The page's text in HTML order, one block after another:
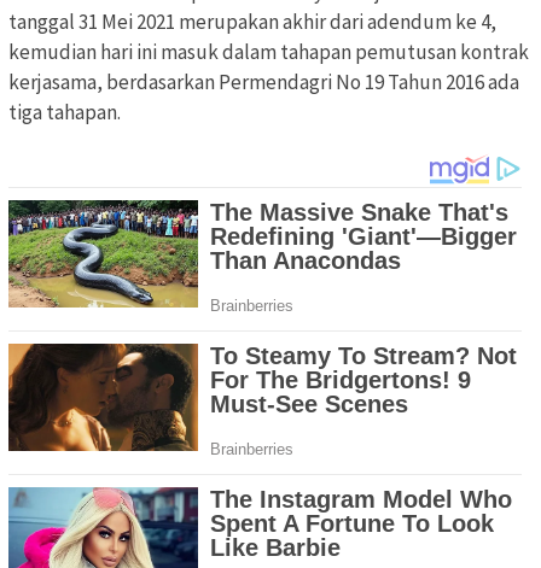
tanggal 31 Mei 2021 merupakan akhir dari adendum ke 4,
kemudian hari ini masuk dalam tahapan pemutusan kontrak
kerjasama, berdasarkan Permendagri No 19 Tahun 2016 ada
tiga tahapan.